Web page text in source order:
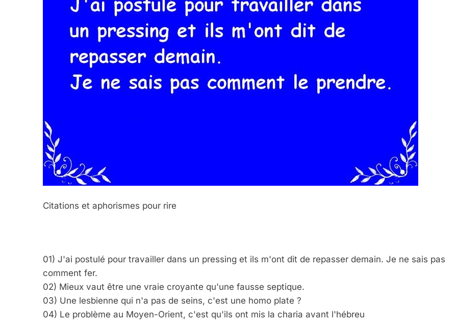
Citations et aphorismes pour rire
01) J'ai postulé pour travailler dans un pressing et ils m'ont dit de repasser demain. Je ne sais pas
comment fer.
02) Mieux vaut être une vraie croyante qu'une fausse septique.
03) Une lesbienne qui n'a pas de seins, c'est une homo plate ?
04) Le problème au Moyen-Orient, c'est qu'ils ont mis la charia avant l'hébreu